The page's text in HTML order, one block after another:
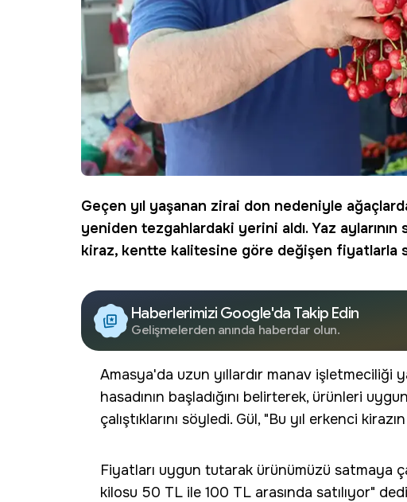
Geçen yıl yaşanan zirai don nedeniyle
yeniden tezgahlardaki yerini aldı. Yaz
kiraz, kentte kalitesine göre değişen fiyatlarla
Haberlerimizi Google'da Takip Edin
Gelişmelerden anında haberdar olun.
Amasya'da uzun yıllardır manav işletmeciliği
hasadının başladığını belirterek, ürünleri
çalıştıklarını söyledi. Gül, "Bu yıl erkenci
Fiyatları uygun tutarak ürünümüzü satmaya
kilosu 50 TL ile 100 TL arasında satılıyor"